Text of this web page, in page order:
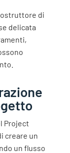
di
delicata
Project
creare un
un flusso